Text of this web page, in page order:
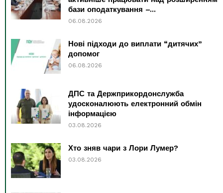
бази оподаткування –...
06.08.2026
Нові підходи до виплати “дитячих”
допомог
06.08.2026
ДПС та Держприкордонслужба
удосконалюють електронний обмін
інформацією
03.08.2026
Хто зняв чари з Лори Лумер?
03.08.2026